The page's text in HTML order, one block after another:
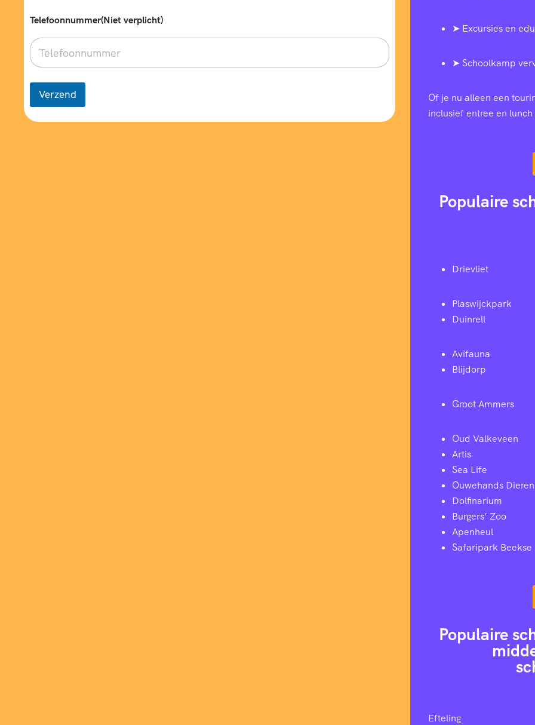
Telefoonnummer(Niet verplicht)
Verzend
➤ Excursies en
➤ Schoolkamp
Of je nu alleen een
inclusief entree en
Populaire
Drievliet
Plaswijckpark
Duinrell
Avifauna
Blijdorp
Groot Ammers
Oud Valkeveen
Artis
Sea Life
Ouwehands
Dolfinarium
Burgers’ Zoo
Apenheul
Safaripark Beekse
Populaire
Efteling